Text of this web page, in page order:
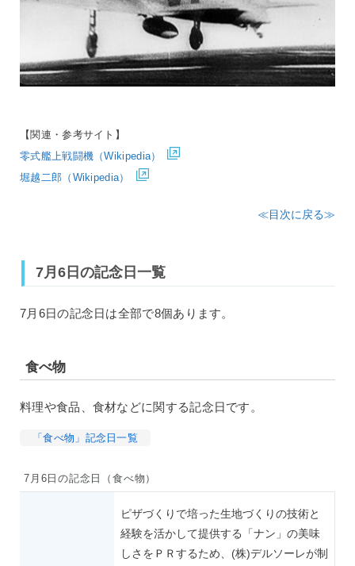
【関連・参考サイト】
零式艦上戦闘機（Wikipedia）
堀越二郎（Wikipedia）
≪目次に戻る≫
7月6日の記念日一覧
7月6日の記念日は全部で8個あります。
食べ物
料理や食品、食材などに関する記念日です。
「食べ物」記念日一覧
7月6日の記念日（食べ物）
ピザづくりで培った生地づくりの技術と
経験を活かして提供する「ナン」の美味
しさをＰＲするため、(株)デルソーレが制